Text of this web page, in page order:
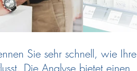
Sie sehr schnell, wie Ihre
Die Analyse bietet einen